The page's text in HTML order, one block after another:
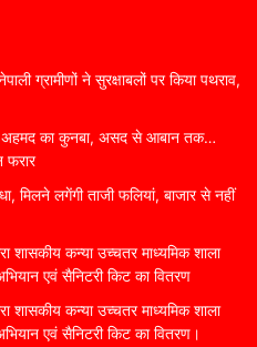
ग्रामीणों ने सुरक्षाबलों पर किया पथराव,
अहमद का कुनबा, असद से आबान तक…
फरार
मिलने लगेंगी ताजी फलियां, बाजार से नहीं
शासकीय कन्या उच्चतर माध्यमिक शाला
एवं सैनिटरी किट का वितरण
शासकीय कन्या उच्चतर माध्यमिक शाला
एवं सैनिटरी किट का वितरण।